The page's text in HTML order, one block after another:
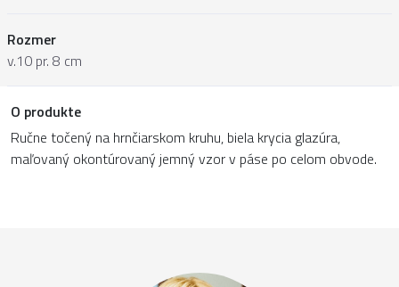
Rozmer
v.10 pr. 8 cm
O produkte
Ručne točený na hrnčiarskom kruhu, biela krycia glazúra,
maľovaný okontúrovaný jemný vzor v páse po celom obvode.